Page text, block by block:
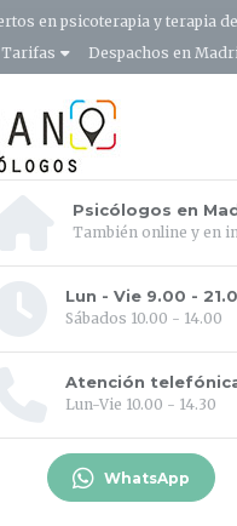
en psicoterapia y terapia
Tarifas
Despachos en
Psicólogos en
También online y en
Lun - Vie 9.00 -
Sábados 10.00 - 14.00
Atención
Lun-Vie 10.00 - 14.30
WhatsApp